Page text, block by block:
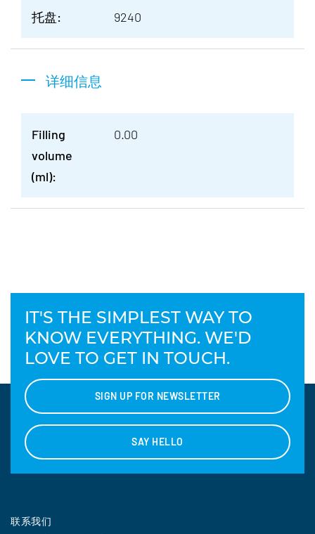
托盘: 9240
详细信息
Filling
volume
(ml):
0.00
IT'S THE SIMPLEST WAY TO
KNOW EVERYTHING. WE'D
LOVE TO GET IN TOUCH.
SIGN UP FOR NEWSLETTER
SAY HELLO
联系我们